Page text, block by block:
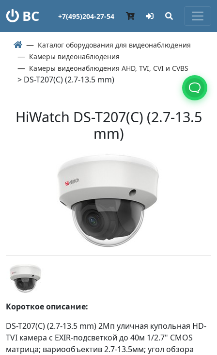
ВС +7(495)204-27-54
Каталог оборудования для видеонаблюдения
Камеры видеонаблюдения
Камеры видеонаблюдения AHD, TVI, CVI и CVBS
> DS-T207(С) (2.7-13.5 mm)
HiWatch DS-T207(С) (2.7-13.5
mm)
Короткое описание:
DS-T207(С) (2.7-13.5 mm) 2Мп уличная купольная HD-
TVI камера с EXIR-подсветкой до 40м 1/2.7" CMOS
матрица; вариообъектив 2.7-13.5мм; угол обзора